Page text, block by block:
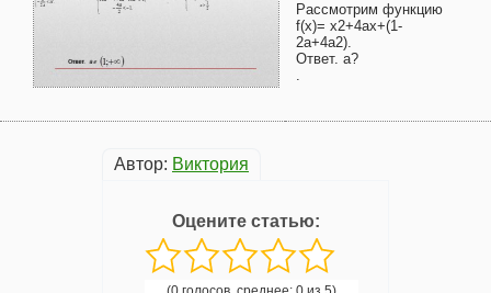
Рассмотрим функцию
f(x)= x2+4ax+(1-
2a+4a2).
Ответ. a?
.
Автор: Виктория
Оцените статью: